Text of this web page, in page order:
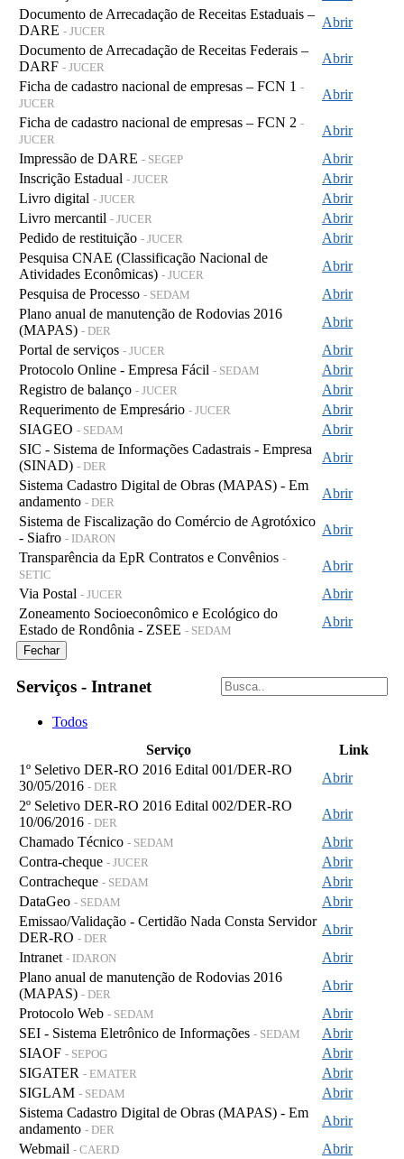
Documento de Arrecadação de Receitas Estaduais –
DARE - JUCER
Abrir
Documento de Arrecadação de Receitas Federais –
DARF - JUCER
Abrir
Ficha de cadastro nacional de empresas – FCN 1 -
JUCER
Abrir
Ficha de cadastro nacional de empresas – FCN 2 -
JUCER
Abrir
Impressão de DARE - SEGEP
Abrir
Inscrição Estadual - JUCER
Abrir
Livro digital - JUCER
Abrir
Livro mercantil - JUCER
Abrir
Pedido de restituição - JUCER
Abrir
Pesquisa CNAE (Classificação Nacional de
Atividades Econômicas) - JUCER
Abrir
Pesquisa de Processo - SEDAM
Abrir
Plano anual de manutenção de Rodovias 2016
(MAPAS) - DER
Abrir
Portal de serviços - JUCER
Abrir
Protocolo Online - Empresa Fácil - SEDAM
Abrir
Registro de balanço - JUCER
Abrir
Requerimento de Empresário - JUCER
Abrir
SIAGEO - SEDAM
Abrir
SIC - Sistema de Informações Cadastrais - Empresa
(SINAD) - DER
Abrir
Sistema Cadastro Digital de Obras (MAPAS) - Em
andamento - DER
Abrir
Sistema de Fiscalização do Comércio de Agrotóxico
- Siafro - IDARON
Abrir
Transparência da EpR Contratos e Convênios -
SETIC
Abrir
Via Postal - JUCER
Abrir
Zoneamento Socioeconômico e Ecológico do
Estado de Rondônia - ZSEE - SEDAM
Abrir
Fechar
Serviços - Intranet
Todos
Serviço
Link
1º Seletivo DER-RO 2016 Edital 001/DER-RO
30/05/2016 - DER
Abrir
2º Seletivo DER-RO 2016 Edital 002/DER-RO
10/06/2016 - DER
Abrir
Chamado Técnico - SEDAM
Abrir
Contra-cheque - JUCER
Abrir
Contracheque - SEDAM
Abrir
DataGeo - SEDAM
Abrir
Emissao/Validação - Certidão Nada Consta Servidor
DER-RO - DER
Abrir
Intranet - IDARON
Abrir
Plano anual de manutenção de Rodovias 2016
(MAPAS) - DER
Abrir
Protocolo Web - SEDAM
Abrir
SEI - Sistema Eletrônico de Informações - SEDAM
Abrir
SIAOF - SEPOG
Abrir
SIGATER - EMATER
Abrir
SIGLAM - SEDAM
Abrir
Sistema Cadastro Digital de Obras (MAPAS) - Em
andamento - DER
Abrir
Webmail - CAERD
Abrir